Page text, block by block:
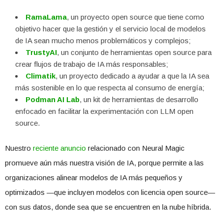
RamaLama, un proyecto open source que tiene como
objetivo hacer que la gestión y el servicio local de modelos
de IA sean mucho menos problemáticos y complejos;
TrustyAI, un conjunto de herramientas open source para
crear flujos de trabajo de IA más responsables;
Climatik, un proyecto dedicado a ayudar a que la IA sea
más sostenible en lo que respecta al consumo de energía;
Podman AI Lab, un kit de herramientas de desarrollo
enfocado en facilitar la experimentación con LLM open
source.
Nuestro reciente anuncio relacionado con Neural Magic
promueve aún más nuestra visión de IA, porque permite a las
organizaciones alinear modelos de IA más pequeños y
optimizados —que incluyen modelos con licencia open source—
con sus datos, donde sea que se encuentren en la nube híbrida.